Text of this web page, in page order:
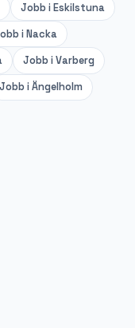
Jobb iEskilstuna
iNacka
Jobb iVarberg
Jobb iÄngelholm